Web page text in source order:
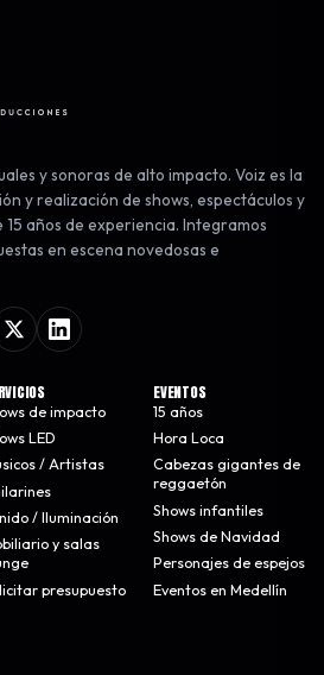
y sonoras de alto impacto. Voiz es la
y realización de shows, espectáculos y
años de experiencia. Integramos
en escena novedosas e
de impacto
LED
/ Artistas
/ Iluminación
y salas
presupuesto
EVENTOS
15 años
Hora Loca
Cabezas gigantes de
reggaetón
Shows infantiles
Shows de Navidad
Personajes de espejos
Eventos en Medellín